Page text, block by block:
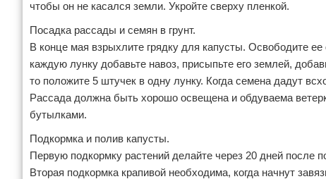
чтобы он не касался земли. Укройте сверху пленкой.
Посадка рассады и семян в грунт.
В конце мая взрыхлите грядку для капусты. Освободите
каждую лунку добавьте навоз, присыпьте его землей,
то положите 5 штучек в одну лунку. Когда семена дадут
Рассада должна быть хорошо освещена и обдуваема
бутылками.
Подкормка и полив капусты.
Первую подкормку растений делайте через 20 дней после
Вторая подкормка крапивой необходима, когда начнут